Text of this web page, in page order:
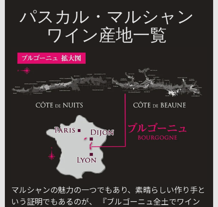
パスカル・マルシャン
ワイン産地一覧
マルシャンの魅力の一つでもあり、素晴らしい作り手と
いう証明でもあるのが、 『ブルゴーニュ全土でワイン